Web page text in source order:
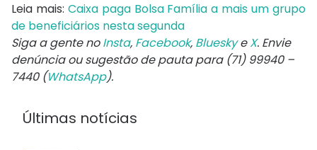
Leia mais: Caixa paga Bolsa Família a mais um grupo
de beneficiários nesta segunda
Siga a gente noInsta, Facebook, BlueskyeX. Envie
denúncia ou sugestão de pauta para (71) 99940 –
7440 (WhatsApp).
Últimas notícias